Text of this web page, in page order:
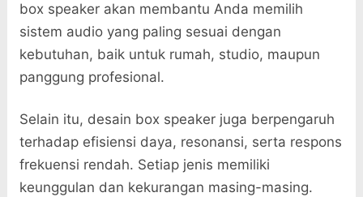
box speaker akan membantu Anda memilih
sistem audio yang paling sesuai dengan
kebutuhan, baik untuk rumah, studio, maupun
panggung profesional.
Selain itu, desain box speaker juga berpengaruh
terhadap efisiensi daya, resonansi, serta respons
frekuensi rendah. Setiap jenis memiliki
keunggulan dan kekurangan masing-masing.